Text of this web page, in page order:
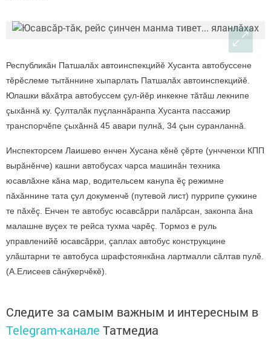
Республикăн Патшалăх автоинспекцийӗ Хусанта автобуссене
тӗрӗслеме тытăннине хыпарлать Патшалăх автоинспекцийӗ.
Юлашки вăхăтра автобуссем çул-йӗр инкекне тăтăш лекнипе
çыхăннă ку. Çулталăк пуçланнăранпа Хусанта пассажир
транспорчӗпе çыхăннă 45 авари пулнă, 34 çын суранланнă.
Инспекторсем Лаишево енчен Хусана кӗнӗ çӗрте (унчченхи КПП
вырăнӗнче) кашни автобусах чарса машинăн техника
юсавлăхне кăна мар, водительсем канупа ӗç режимне
пăхăннине тата çул докуменчӗ (путевой лист) пуррипе çуккине
те пăхӗç. Енчен те автобус юсавсăрри палăрсан, законпа ăна
малашне вуçех те рейса тухма чарӗç. Тормоз е руль
управленийӗ юсавсăрри, çаплах автобус конструкцине
улăштарни те автобуса шрафстоянкăна лартмалли сăлтав пулӗ.
(А.Елисеев сăнӳкерчӗкӗ).
Следите за самым важным и интересным в
Telegram-канале Татмедиа